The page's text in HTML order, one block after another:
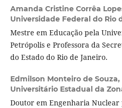
Amanda Cristine Corrêa
Universidade Federal do Rio
Mestre em Educação pela
Petrópolis e Professora da
do Estado do Rio de Janeiro.
Edmilson Monteiro de Souza,
Universitário Estadual da
Doutor em Engenharia